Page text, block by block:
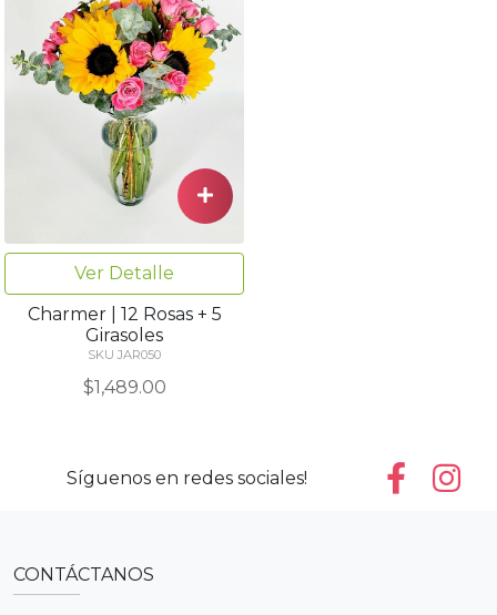
Ver Detalle
Charmer | 12 Rosas + 5
Girasoles
SKU JAR050
$1,489.00
Síguenos en redes sociales!
CONTÁCTANOS